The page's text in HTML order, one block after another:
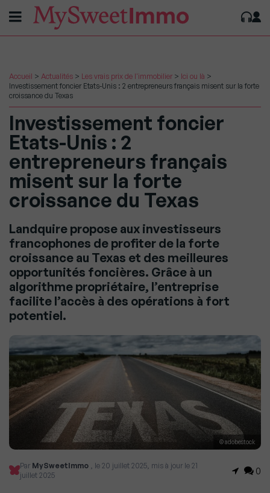
Accueil > Actualités > Les vrais prix de l'immobilier > Ici ou là >
Investissement foncier Etats-Unis : 2 entrepreneurs français misent sur la forte
croissance du Texas
Investissement foncier
Etats-Unis : 2
entrepreneurs français
misent sur la forte
croissance du Texas
Landquire propose aux investisseurs
francophones de profiter de la forte
croissance au Texas et des meilleures
opportunités foncières. Grâce à un
algorithme propriétaire, l’entreprise
facilite l’accès à des opérations à fort
potentiel.
© adobestock
Par MySweetImmo , le 20 juillet 2025, mis à jour le 21
juillet 2025
0